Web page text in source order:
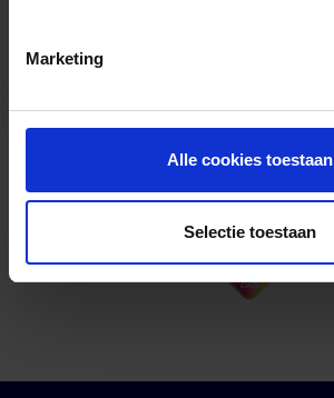
Marketing
Alle cookies toestaan
Selectie toestaan
Ja, je mag het saldo van je VVV
cadeaukaart in delen uitgeven.